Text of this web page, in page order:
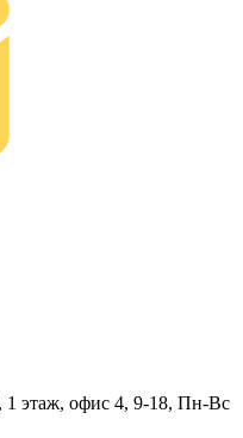
1 этаж, офис 4, 9-18, Пн-Вс